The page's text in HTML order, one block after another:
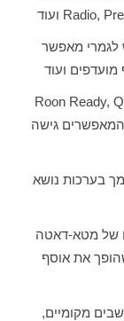
Radio, ועוד
חכם חדש לגמרי מאפשר
ועוד
Roon Ready,
גישה
בערכות נושא
של מטא-דאטה
את אוסף
מקומיים,